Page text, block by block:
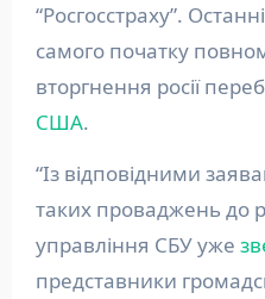
“Росгосстраху”.
самого початку
вторгнення росії
США.
“Із відповідними
таких проваджень до
управління СБУ уже
представники